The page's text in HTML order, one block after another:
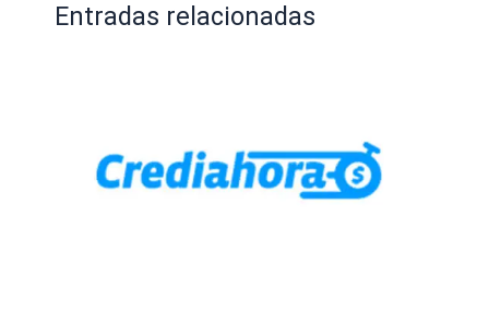
Entradas relacionadas